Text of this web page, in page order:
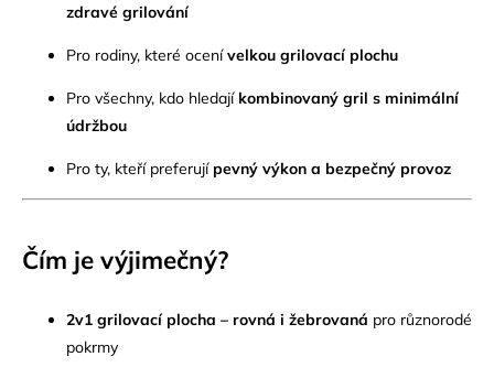
zdravé grilování
Pro rodiny, které ocenívelkou grilovací plochu
Pro všechny, kdo hledají kombinovaný gril s minimální
údržbou
Pro ty, kteří preferujípevný výkon a bezpečný provoz
Čím je výjimečný?
2v1 grilovací plocha – rovná i žebrovaná pro různorodé
pokrmy